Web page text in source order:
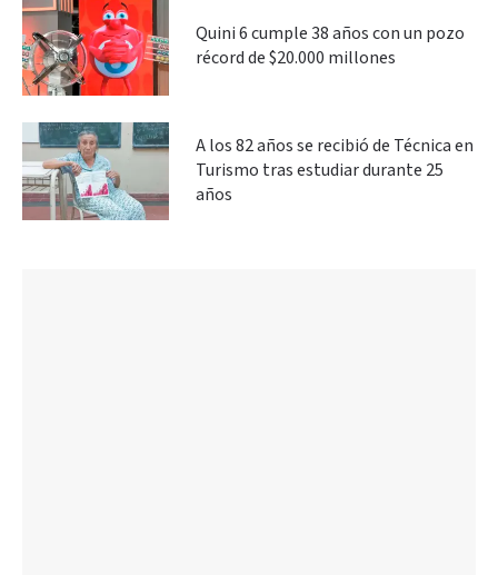
Quini 6 cumple 38 años con un pozo
récord de $20.000 millones
A los 82 años se recibió de Técnica en
Turismo tras estudiar durante 25
años